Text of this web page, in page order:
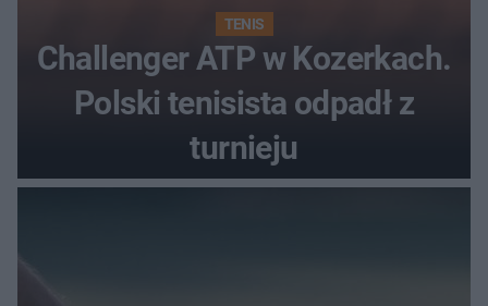
TENIS
Challenger ATP w Kozerkach.
Polski tenisista odpadł z
turnieju